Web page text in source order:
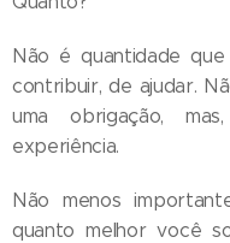
Não é quantidade
contribuir, de ajudar.
uma obrigação,
experiência.
Não menos
quanto melhor você